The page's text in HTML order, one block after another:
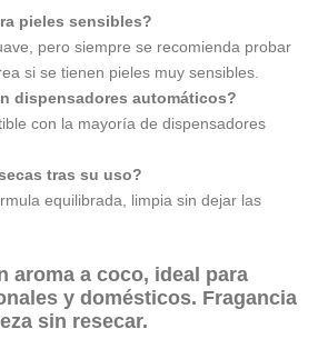
pieles sensibles?
pero siempre se recomienda probar
si se tienen pieles muy sensibles.
dispensadores automáticos?
con la mayoría de dispensadores
tras su uso?
equilibrada, limpia sin dejar las
aroma a coco, ideal para
y domésticos. Fragancia
sin resecar.